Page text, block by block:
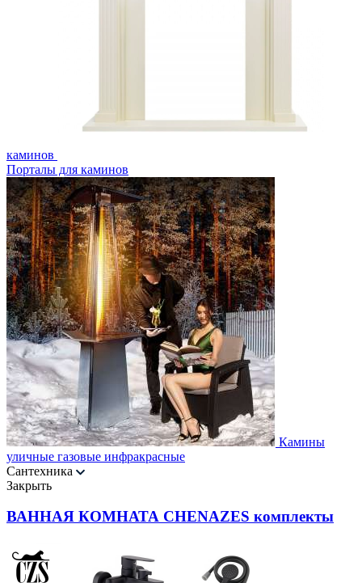
каминов
Порталы для каминов
Камины
уличные газовые инфракрасные
Сантехника
Закрыть
ВАННАЯ КОМНАТА CHENAZES комплекты